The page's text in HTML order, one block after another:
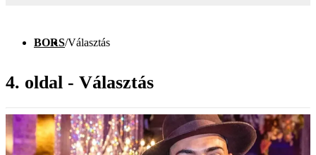
BORS/Választás
4. oldal - Választás